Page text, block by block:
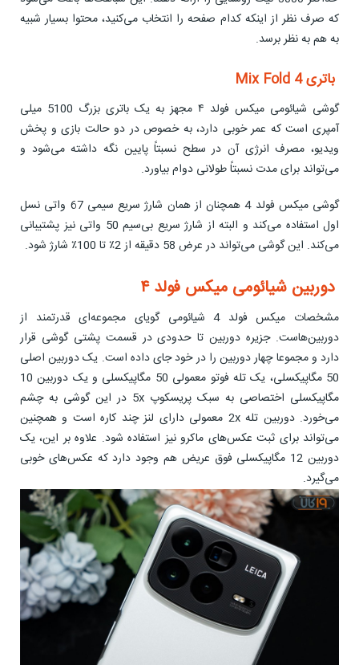
که صرف نظر از اینکه کدام صفحه را انتخاب می‌کنید، محتوا بسیار شبیه
به هم به نظر برسد.
باتری Mix Fold 4
گوشی شیائومی میکس فولد ۴ مجهز به یک باتری بزرگ 5100 میلی
آمپری است که عمر خوبی دارد، به خصوص در دو حالت بازی و پخش
ویدیو، مصرف انرژی آن در سطح نسبتاً پایین نگه داشته می‌شود و
می‌تواند برای مدت نسبتاً طولانی دوام بیاورد.
گوشی میکس فولد 4 همچنان از همان شارژ سریع سیمی 67 واتی نسل
اول استفاده می‌کند و البته از شارژ سریع بی‌سیم 50 واتی نیز پشتیبانی
می‌کند. این گوشی می‌تواند در عرض 58 دقیقه از 2٪ تا 100٪ شارژ شود.
دوربین شیائومی میکس فولد ۴
مشخصات میکس فولد 4 شیائومی گویای مجموعه‌ای قدرتمند از
دوربین‌هاست. جزیره دوربین تا حدودی در قسمت پشتی گوشی قرار
دارد و مجموعا چهار دوربین را در خود جای داده است. یک دوربین اصلی
50 مگاپیکسلی، یک تله فوتو معمولی 50 مگاپیکسلی و یک دوربین 10
مگاپیکسلی اختصاصی به سبک پریسکوپ 5x در این گوشی به چشم
می‌خورد. دوربین تله 2x معمولی دارای لنز چند کاره است و همچنین
می‌تواند برای ثبت عکس‌های ماکرو نیز استفاده شود. علاوه بر این، یک
دوربین 12 مگاپیکسلی فوق عریض هم وجود دارد که عکس‌های خوبی
می‌گیرد.